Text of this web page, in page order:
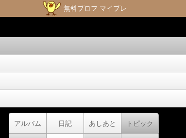
無料プロフ マイプレ
アルバム 日記 あしあと トピック